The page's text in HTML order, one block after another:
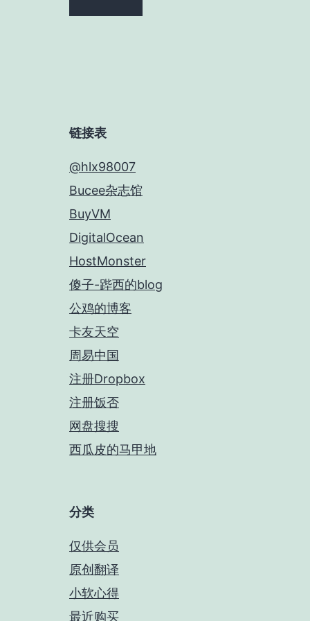
链接表
@hlx98007
Bucee杂志馆
BuyVM
DigitalOcean
HostMonster
傻子-跸西的blog
公鸡的博客
卡友天空
周易中国
注册Dropbox
注册饭否
网盘搜搜
西瓜皮的马甲地
分类
仅供会员
原创翻译
小软心得
最近购买